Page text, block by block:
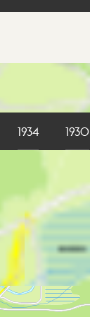
1934 1930